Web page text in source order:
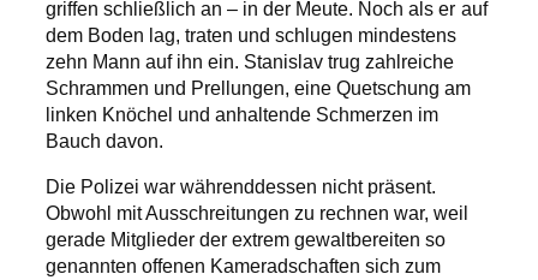
griffen schließlich an – in der Meute. Noch als er auf
dem Boden lag, traten und schlugen mindestens
zehn Mann auf ihn ein. Stanislav trug zahlreiche
Schrammen und Prellungen, eine Quetschung am
linken Knöchel und anhaltende Schmerzen im
Bauch davon.
Die Polizei war währenddessen nicht präsent.
Obwohl mit Ausschreitungen zu rechnen war, weil
gerade Mitglieder der extrem gewaltbereiten so
genannten offenen Kameradschaften sich zum